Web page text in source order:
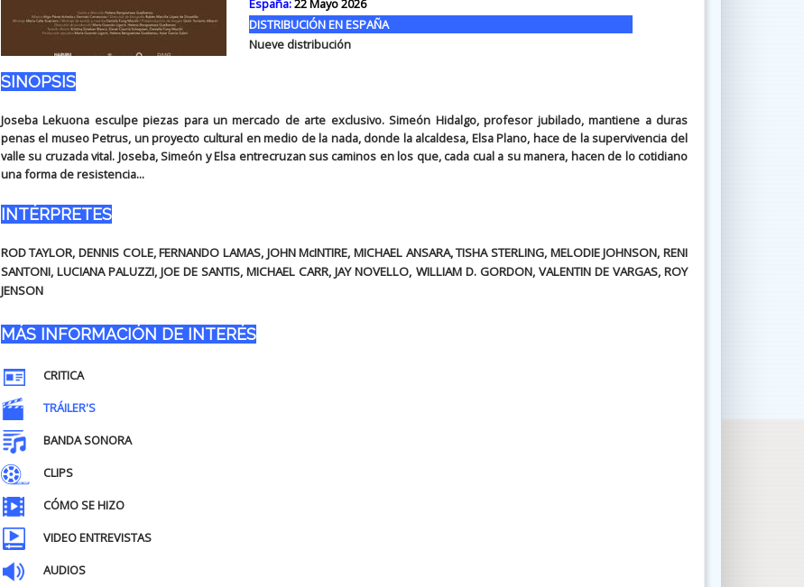
España:22 Mayo 2026
DISTRIBUCIÓN EN ESPAÑA
Nueve distribución
SINOPSIS
Joseba Lekuona esculpe piezas para un mercado de arte exclusivo. Simeón Hidalgo, profesor jubilado, mantiene a duras
penas el museo Petrus, un proyecto cultural en medio de la nada, donde la alcaldesa, Elsa Plano, hace de la supervivencia del
valle su cruzada vital. Joseba, Simeón y Elsa entrecruzan sus caminos en los que, cada cual a su manera, hacen de lo cotidiano
una forma de resistencia...
INTÉRPRETES
ROD TAYLOR, DENNIS COLE, FERNANDO LAMAS, JOHN McINTIRE, MICHAEL ANSARA, TISHA STERLING, MELODIE JOHNSON, RENI
SANTONI, LUCIANA PALUZZI, JOE DE SANTIS, MICHAEL CARR, JAY NOVELLO, WILLIAM D. GORDON, VALENTIN DE VARGAS, ROY
JENSON
MÁS INFORMACIÓN DE INTERÉS
CRITICA
TRÁILER'S
BANDA SONORA
CLIPS
CÓMO SE HIZO
VIDEO ENTREVISTAS
AUDIOS